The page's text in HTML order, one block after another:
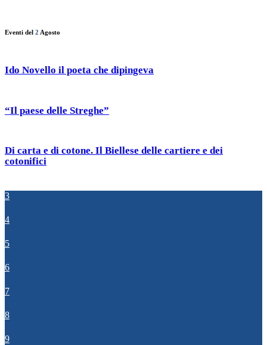
Eventi del 2 Agosto
Ido Novello il poeta che dipingeva
“Il paese delle Streghe”
Di carta e di cotone. Il Biellese delle cartiere e dei
cotonifici
3
4
5
6
7
8
9